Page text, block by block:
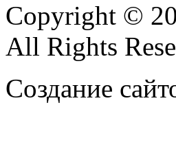
Copyright ©
All Rights
Создание